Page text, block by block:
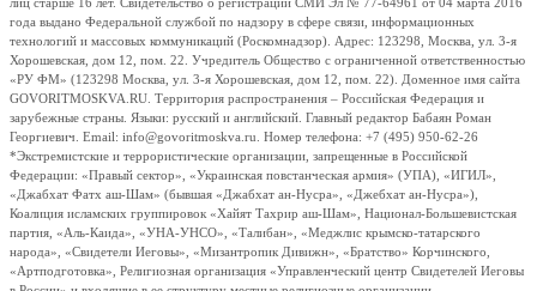
года выдано Федеральной службой по надзору в сфере связи, информационных
технологий и массовых коммуникаций (Роскомнадзор). Адрес: 123298, Москва, ул. 3-я
Хорошевская, дом 12, пом. 22. Учредитель Общество с ограниченной ответственностью
«РУ ФМ» (123298 Москва, ул. 3-я Хорошевская, дом 12, пом. 22). Доменное имя сайта
GOVORITMOSKVA.RU. Территория распространения – Российская Федерация и
зарубежные страны. Языки: русский и английский. Главный редактор Бабаян Роман
Георгиевич. Email: info@govoritmoskva.ru. Номер телефона: +7 (495) 950-62-26
*Экстремистские и террористические организации, запрещенные в Российской
Федерации: «Правый сектор», «Украинская повстанческая армия» (УПА), «ИГИЛ»,
«Джабхат Фатх аш-Шам» (бывшая «Джабхат ан-Нусра», «Джебхат ан-Нусра»),
Коалиция исламских группировок «Хайят Тахрир аш-Шам», Национал-Большевистская
партия, «Аль-Каида», «УНА-УНСО», «Талибан», «Меджлис крымско-татарского
народа», «Свидетели Иеговы», «Мизантропик Дивижн», «Братство» Корчинского,
«Артподготовка», Религиозная организация «Управленческий центр Свидетелей Иеговы